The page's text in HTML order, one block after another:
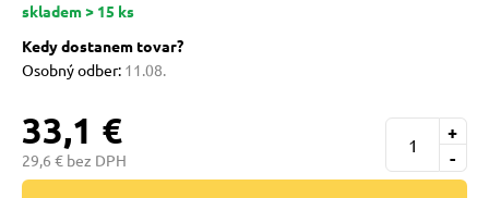
poukazy
skladem > 15 ks
Kedy dostanem tovar?
Osobný odber: 11.08.
33,1 €
29,6 € bez DPH -
+